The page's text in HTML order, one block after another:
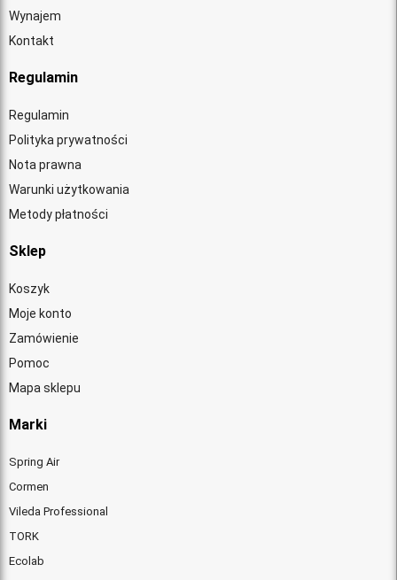
Wynajem
Kontakt
Regulamin
Regulamin
Polityka prywatności
Nota prawna
Warunki użytkowania
Metody płatności
Sklep
Koszyk
Moje konto
Zamówienie
Pomoc
Mapa sklepu
Marki
Spring Air
Cormen
Vileda Professional
TORK
Ecolab